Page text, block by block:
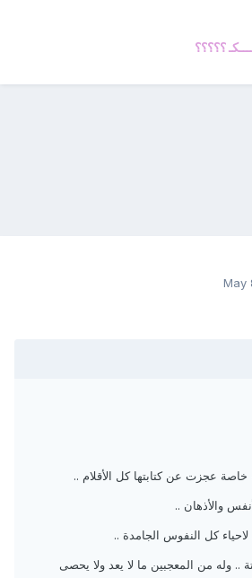
؟؟؟؟؟
عجزت عن كتابتها كل الأقلام ..
والأذهان ..
كل النفوس الجامدة ..
.. وله من المعجبين ما لا يعد ولا يحصى